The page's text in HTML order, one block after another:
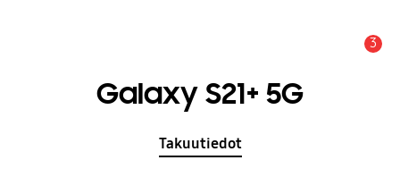
3
Galaxy S21+ 5G
Takuutiedot